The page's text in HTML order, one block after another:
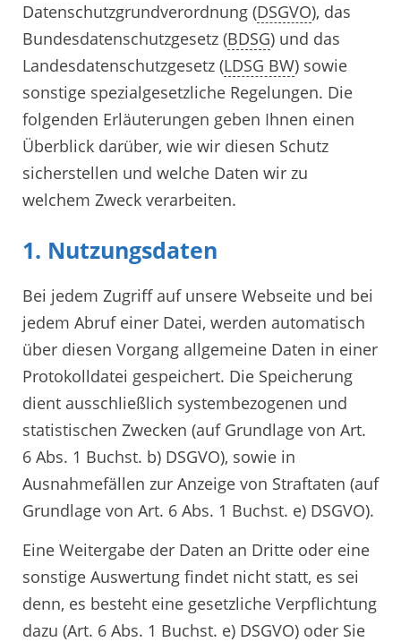
Datenschutzgrundverordnung (DSGVO), das
Bundesdatenschutzgesetz (BDSG) und das
Landesdatenschutzgesetz (LDSG BW) sowie
sonstige spezialgesetzliche Regelungen. Die
folgenden Erläuterungen geben Ihnen einen
Überblick darüber, wie wir diesen Schutz
sicherstellen und welche Daten wir zu
welchem Zweck verarbeiten.
1. Nutzungsdaten
Bei jedem Zugriff auf unsere Webseite und bei
jedem Abruf einer Datei, werden automatisch
über diesen Vorgang allgemeine Daten in einer
Protokolldatei gespeichert. Die Speicherung
dient ausschließlich systembezogenen und
statistischen Zwecken (auf Grundlage von Art.
6 Abs. 1 Buchst. b) DSGVO), sowie in
Ausnahmefällen zur Anzeige von Straftaten (auf
Grundlage von Art. 6 Abs. 1 Buchst. e) DSGVO).
Eine Weitergabe der Daten an Dritte oder eine
sonstige Auswertung findet nicht statt, es sei
denn, es besteht eine gesetzliche Verpflichtung
dazu (Art. 6 Abs. 1 Buchst. e) DSGVO) oder Sie